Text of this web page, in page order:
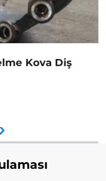
Kova Diş